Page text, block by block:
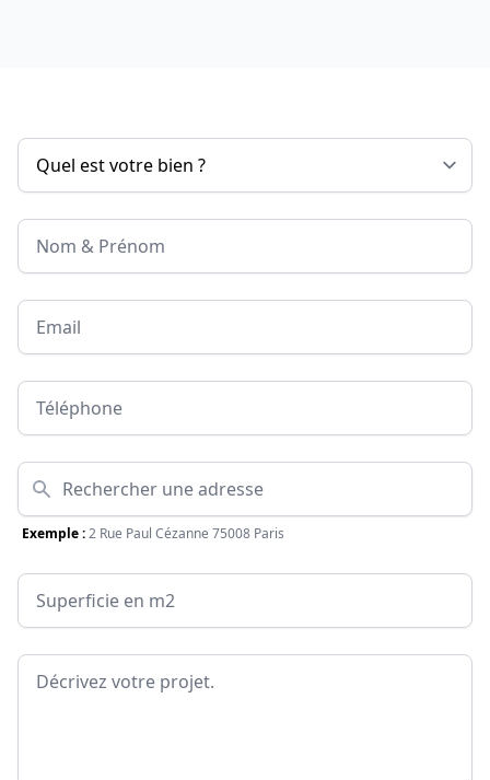
Nom & Prénom
Email
Téléphone
Adresse
Exemple :2 Rue Paul Cézanne 75008 Paris
Surface
Message